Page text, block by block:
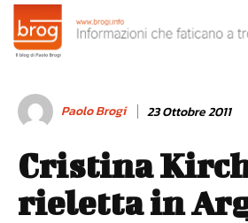
Paolo Brogi 23 Ottobre 2011
Cristina
rieletta in